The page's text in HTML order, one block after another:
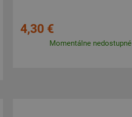
4,30 €
Momentálne nedostupné